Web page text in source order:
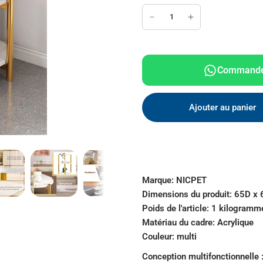
Ajouter au panier
Marque: NICPET
Dimensions du produit: 65D x
Poids de l'article: 1
Matériau du cadre: Acrylique
Couleur: multi
Conception multifonctionnelle